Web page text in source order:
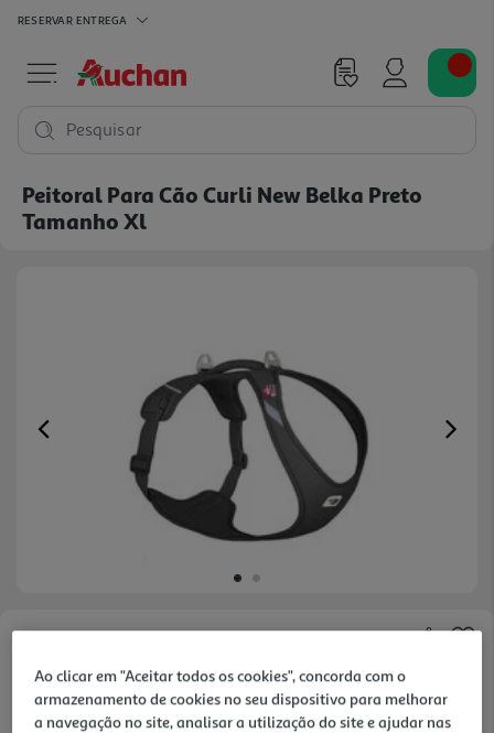
RESERVAR ENTREGA
Pesquisar
Peitoral Para Cão Curli New Belka Preto
Tamanho Xl
Previous
Ref. / EAN:7640455193105
Ao clicar em "Aceitar todos os cookies", concorda com o
armazenamento de cookies no seu dispositivo para melhorar
a navegação no site, analisar a utilização do site e ajudar nas